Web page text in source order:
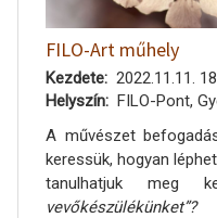
FILO-Art műhely
Kezdete
2022.11.11.
Helyszín
FILO-Pont,
A művészet
keressük, hogyan
tanulhatjuk meg
vevőkészülékünket”?